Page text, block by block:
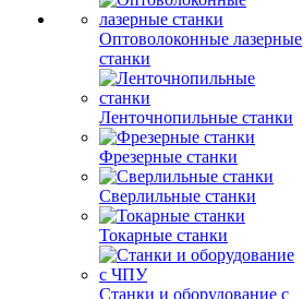
Оптоволоконные лазерные
станки
Ленточнопильные станки
Фрезерные станки
Сверлильные станки
Токарные станки
Станки и оборудование с